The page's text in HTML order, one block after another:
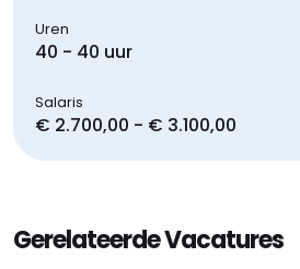
Uren
40 - 40 uur
Salaris
€ 2.700,00 - € 3.100,00
Gerelateerde Vacatures